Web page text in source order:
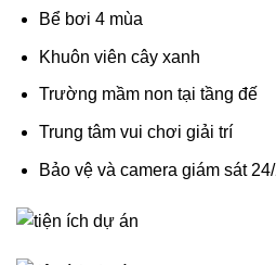
Bể bơi 4 mùa
Khuôn viên cây xanh
Trường mầm non tại tầng đế
Trung tâm vui chơi giải trí
Bảo vệ và camera giám sát